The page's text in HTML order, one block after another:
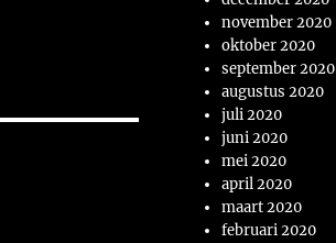
november 2020
oktober 2020
september 2020
augustus 2020
juli 2020
juni 2020
mei 2020
april 2020
maart 2020
februari 2020